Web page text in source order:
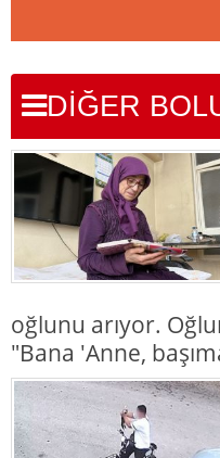
DİĞER
oğlunu arıyor.
"Bana 'Anne,